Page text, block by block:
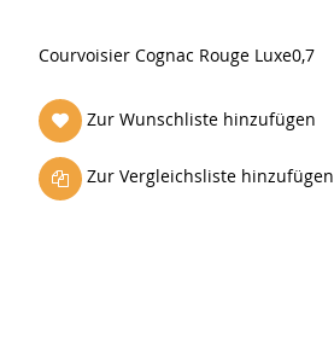
Courvoisier Cognac Rouge Luxe0,7
Zur Wunschliste hinzufügen
Zur Vergleichsliste hinzufügen